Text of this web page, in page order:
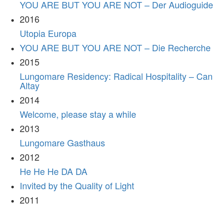
YOU ARE BUT YOU ARE NOT – Der Audioguide
2016
Utopia Europa
YOU ARE BUT YOU ARE NOT – Die Recherche
2015
Lungomare Residency: Radical Hospitality – Can
Altay
2014
Welcome, please stay a while
2013
Lungomare Gasthaus
2012
He He He DA DA
Invited by the Quality of Light
2011